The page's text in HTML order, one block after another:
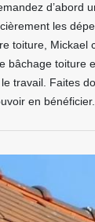
d’abord
les
toiture, Mickael
bâchage toiture
travail. Faites
en bénéficier.